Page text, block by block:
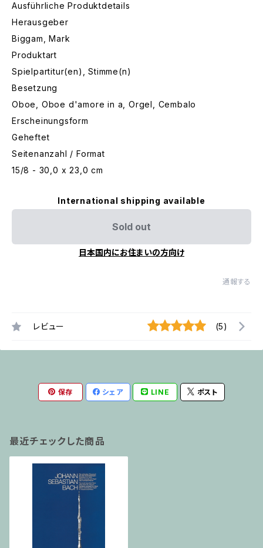
Ausführliche Produktdetails
Herausgeber
Biggam, Mark
Produktart
Spielpartitur(en), Stimme(n)
Besetzung
Oboe, Oboe d'amore in a, Orgel, Cembalo
Erscheinungsform
Geheftet
Seitenanzahl / Format
15/8 - 30,0 x 23,0 cm
International shipping available
Sold out
日本国内にお住まいの方向け
通報する
レビュー (5)
保存 シェア LINE ポスト
最近チェックした商品